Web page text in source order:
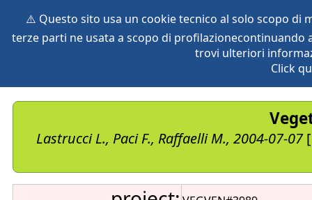
⚠️ Questo sito usa un cookie tecnico al solo scopo di
terze parti ne usata a scopo di
trovi ulteriori
Click
vegetation global db
Lastrucci L., Paci F., Raffaelli M., 2004-07-07